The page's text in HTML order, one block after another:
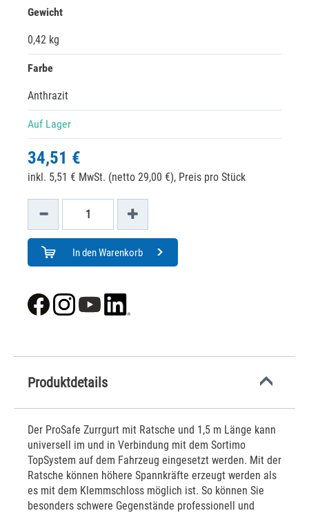
Gewicht
0,42 kg
Farbe
Anthrazit
Auf Lager
34,51 €
inkl. 5,51 € MwSt. (netto 29,00 €), Preis pro Stück
In den Warenkorb
Produktdetails
Der ProSafe Zurrgurt mit Ratsche und 1,5 m Länge kann
universell im und in Verbindung mit dem Sortimo
TopSystem auf dem Fahrzeug eingesetzt werden. Mit der
Ratsche können höhere Spannkräfte erzeugt werden als
es mit dem Klemmschloss möglich ist. So können Sie
besonders schwere Gegenstände professionell und